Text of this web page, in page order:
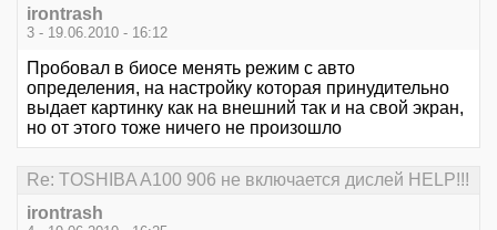
irontrash
3 - 19.06.2010 - 16:12
Пробовал в биосе менять режим с авто
определения, на настройку которая принудительно
выдает картинку как на внешний так и на свой экран,
но от этого тоже ничего не произошло
Re: TOSHIBA A100 906 не включается дислей HELP!!!
irontrash